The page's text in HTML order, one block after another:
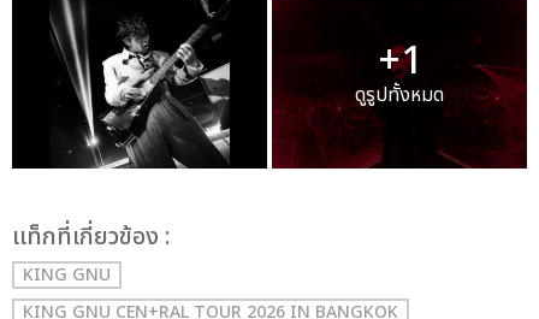
+1
ดูรูปทั้งหมด
เเท็กที่เกี่ยวข้อง :
KING GNU
KING GNU CEN+RAL TOUR 2026 IN BANGKOK